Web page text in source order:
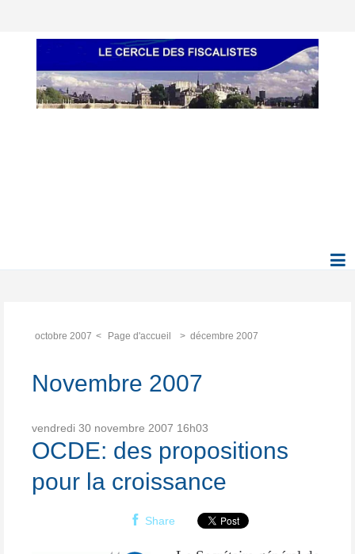
octobre 2007 Page d'accueil décembre 2007
Novembre 2007
vendredi 30 novembre 2007 16h03
OCDE: des propositions
pour la croissance
Share